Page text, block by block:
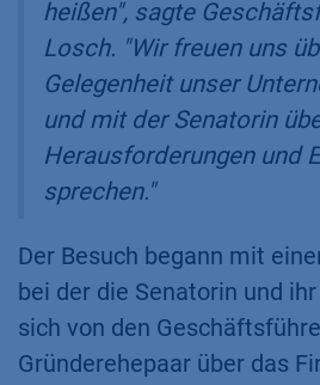
heißen", sagte
Losch. "Wir freuen uns
Gelegenheit unser
und mit der Senatorin
Herausforderungen und
sprechen."
Der Besuch begann mit
bei der die Senatorin und
sich von den
Gründerehepaar über das